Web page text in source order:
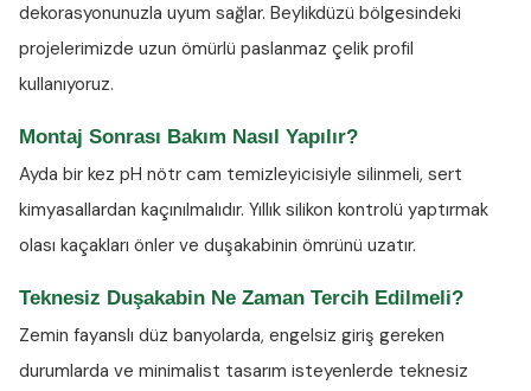
dekorasyonunuzla uyum sağlar. Beylikdüzü bölgesindeki
projelerimizde uzun ömürlü paslanmaz çelik profil
kullanıyoruz.
Montaj Sonrası Bakım Nasıl Yapılır?
Ayda bir kez pH nötr cam temizleyicisiyle silinmeli, sert
kimyasallardan kaçınılmalıdır. Yıllık silikon kontrolü yaptırmak
olası kaçakları önler ve duşakabinin ömrünü uzatır.
Teknesiz Duşakabin Ne Zaman Tercih Edilmeli?
Zemin fayanslı düz banyolarda, engelsiz giriş gereken
durumlarda ve minimalist tasarım isteyenlerde teknesiz